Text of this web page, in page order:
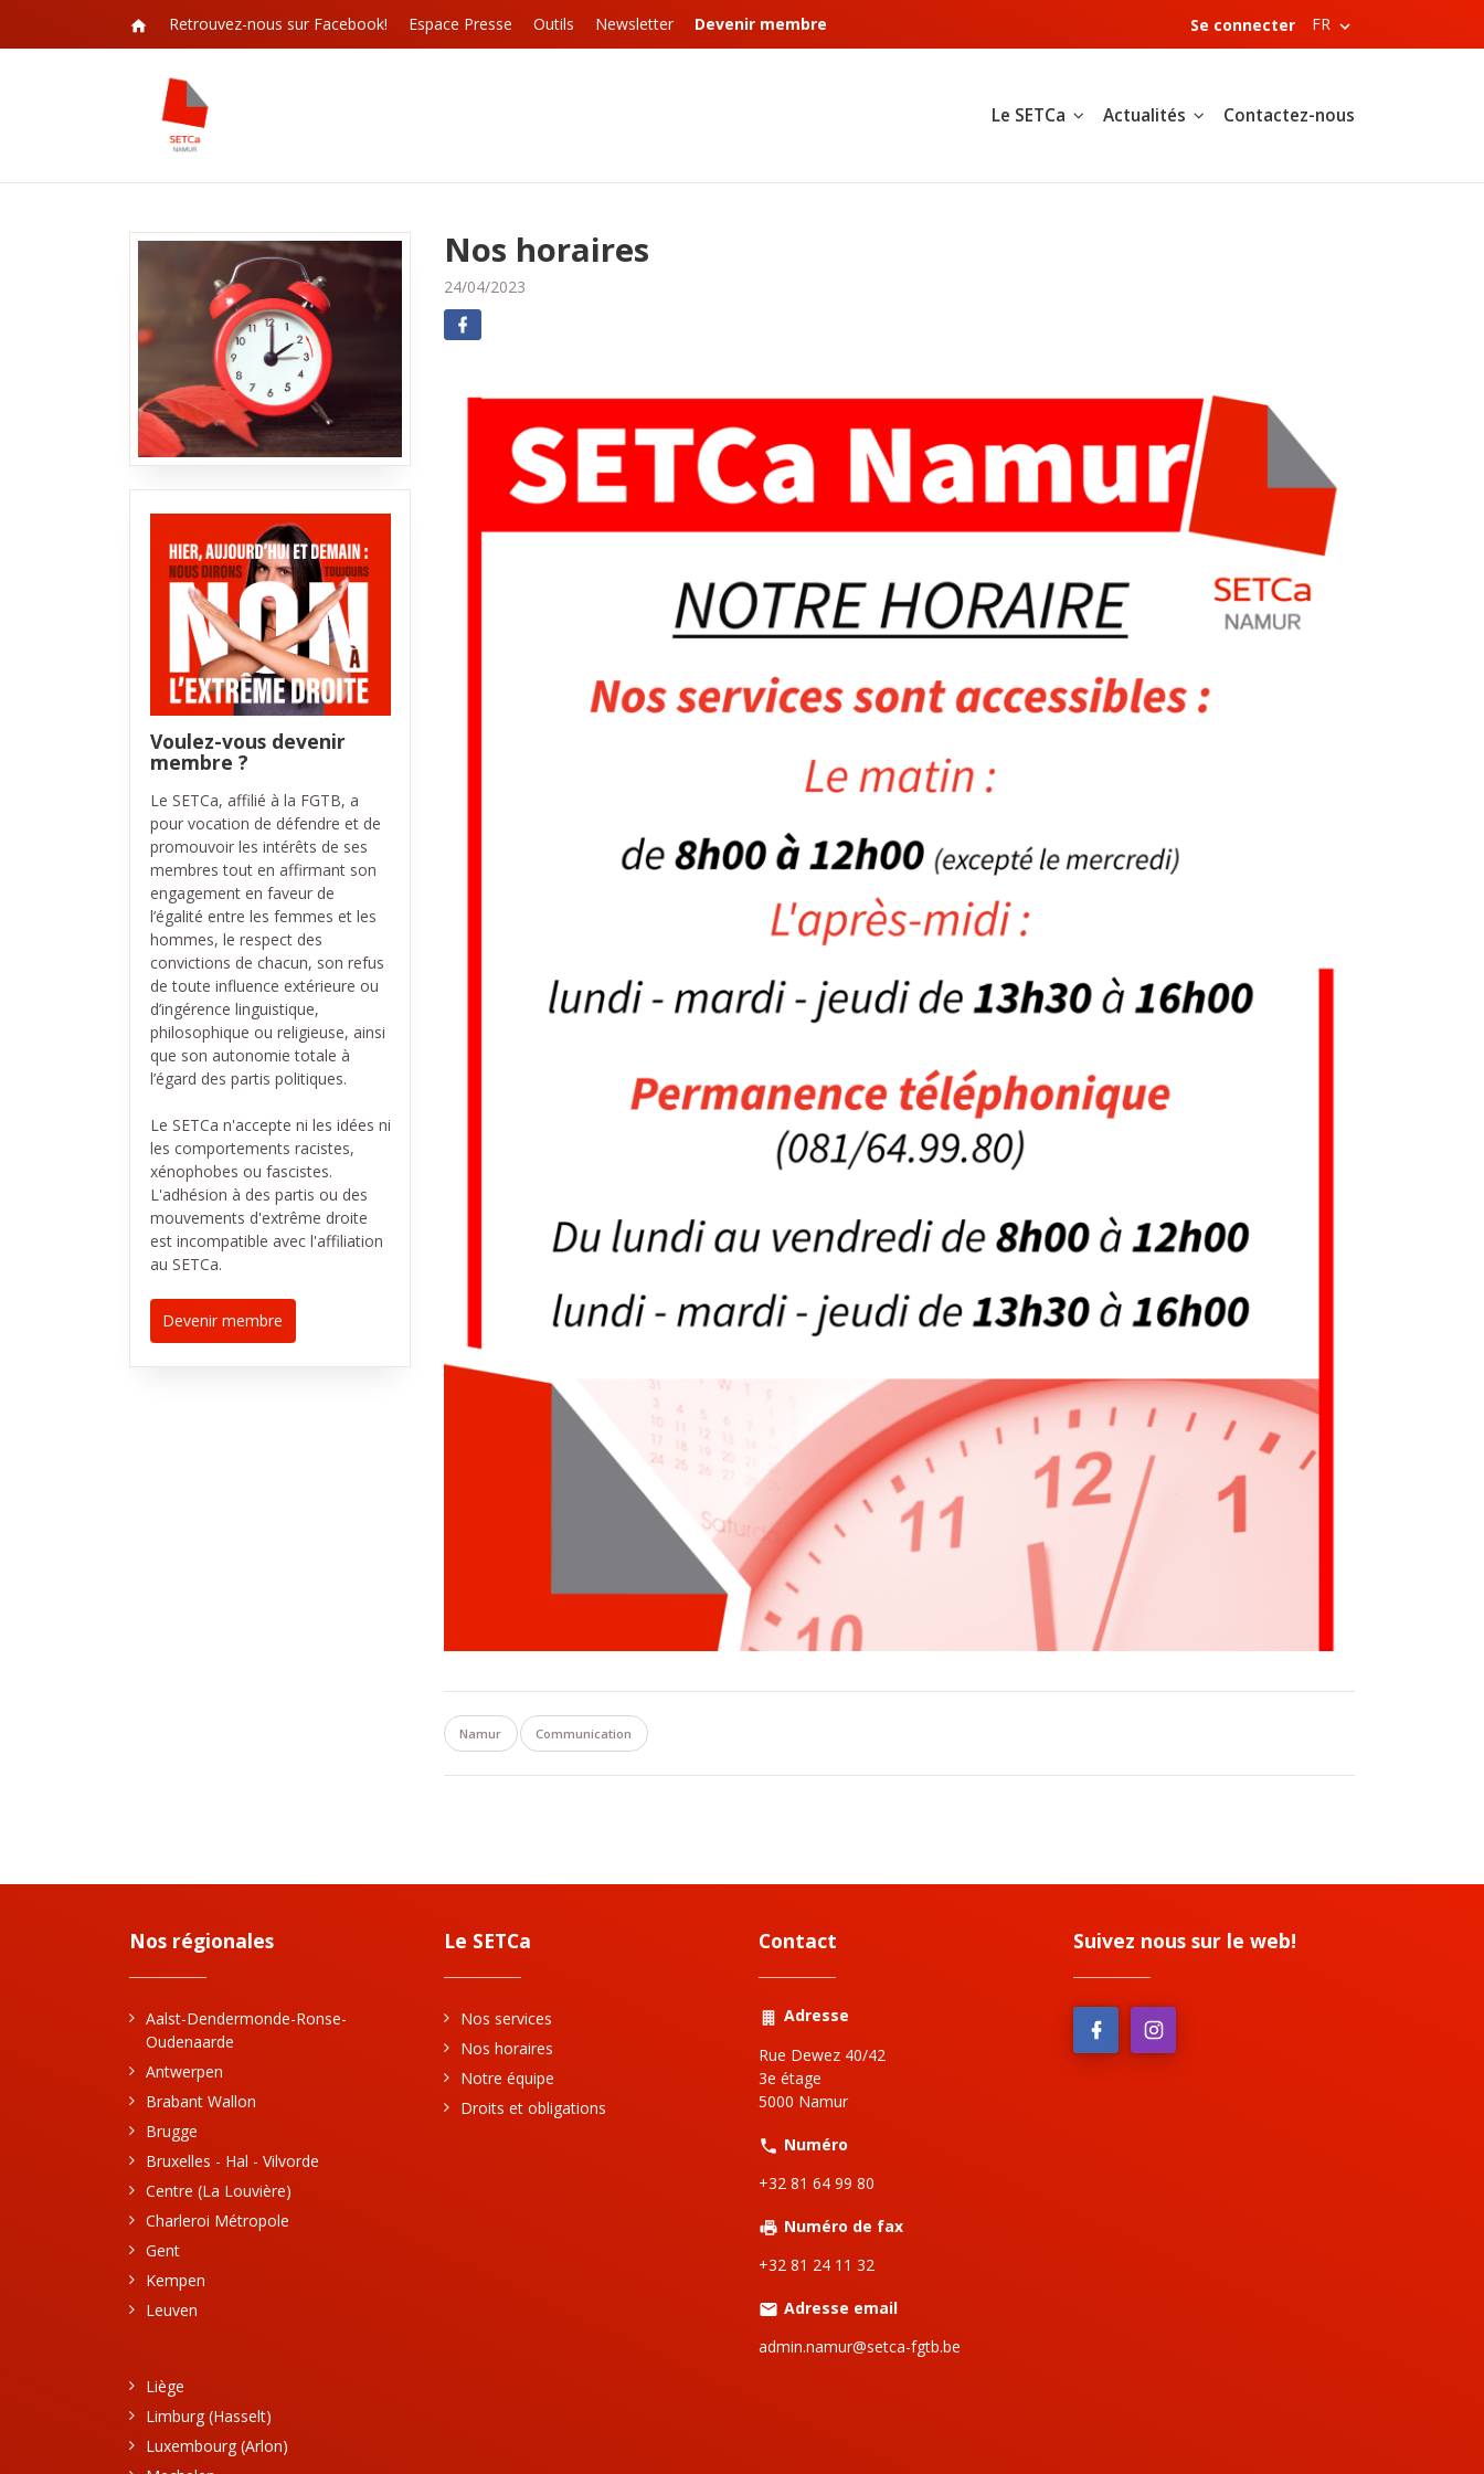
Retrouvez-nous sur Facebook! Espace Presse Outils Newsletter Devenir membre Se connecter FR
Le SETCa Actualités Contactez-nous
Voulez-vous devenir
membre ?
Le SETCa, affilié à la FGTB, a
pour vocation de défendre et de
promouvoir les intérêts de ses
membres tout en affirmant son
engagement en faveur de
l’égalité entre les femmes et les
hommes, le respect des
convictions de chacun, son refus
de toute influence extérieure ou
d’ingérence linguistique,
philosophique ou religieuse, ainsi
que son autonomie totale à
l’égard des partis politiques.
Le SETCa n'accepte ni les idées ni
les comportements racistes,
xénophobes ou fascistes.
L'adhésion à des partis ou des
mouvements d'extrême droite
est incompatible avec l'affiliation
au SETCa.
Devenir membre
Nos horaires
24/04/2023
Namur Communication
Nos régionales
Aalst-Dendermonde-Ronse-
Oudenaarde
Antwerpen
Brabant Wallon
Brugge
Bruxelles - Hal - Vilvorde
Centre (La Louvière)
Charleroi Métropole
Gent
Kempen
Leuven
Le SETCa
Nos services
Nos horaires
Notre équipe
Droits et obligations
Liège
Limburg (Hasselt)
Luxembourg (Arlon)
Contact
Adresse
Rue Dewez 40/42
3e étage
5000 Namur
Numéro
+32 81 64 99 80
Numéro de fax
+32 81 24 11 32
Adresse email
admin.namur@setca-fgtb.be
Suivez nous sur le web!